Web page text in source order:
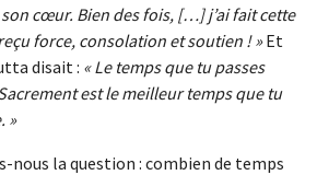
cœur. Bien des fois, […] j’ai fait cette
force, consolation et soutien ! »Et
disait : « Le temps que tu passes
est le meilleur temps que tu
»
nous la question : combien de temps